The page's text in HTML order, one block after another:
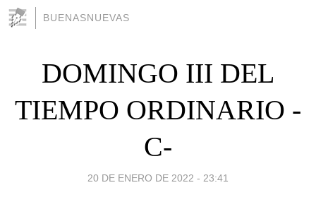
BUENASNUEVAS
DOMINGO III DEL
TIEMPO ORDINARIO -
C-
20 DE ENERO DE 2022 - 23:41